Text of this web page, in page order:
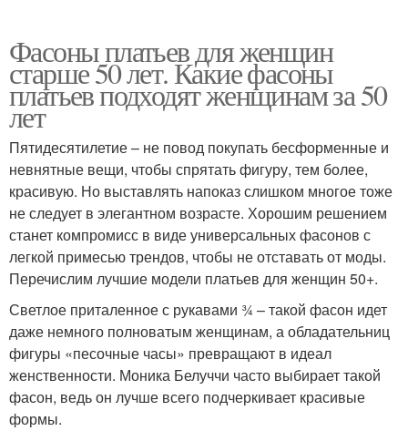
Фасоны платьев для женщин
старше 50 лет. Какие фасоны
платьев подходят женщинам за 50
лет
Пятидесятилетие – не повод покупать бесформенные и
невнятные вещи, чтобы спрятать фигуру, тем более,
красивую. Но выставлять напоказ слишком многое тоже
не следует в элегантном возрасте. Хорошим решением
станет компромисс в виде универсальных фасонов с
легкой примесью трендов, чтобы не отставать от моды.
Перечислим лучшие модели платьев для женщин 50+.
Светлое приталенное с рукавами ¾ – такой фасон идет
даже немного полноватым женщинам, а обладательниц
фигуры «песочные часы» превращают в идеал
женственности. Моника Белуччи часто выбирает такой
фасон, ведь он лучше всего подчеркивает красивые
формы.